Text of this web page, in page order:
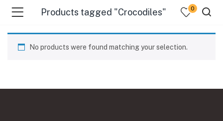
Products tagged "Crocodiles" 0
No products were found matching your selection.